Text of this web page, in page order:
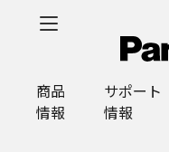
商品
情報
サポート
情報